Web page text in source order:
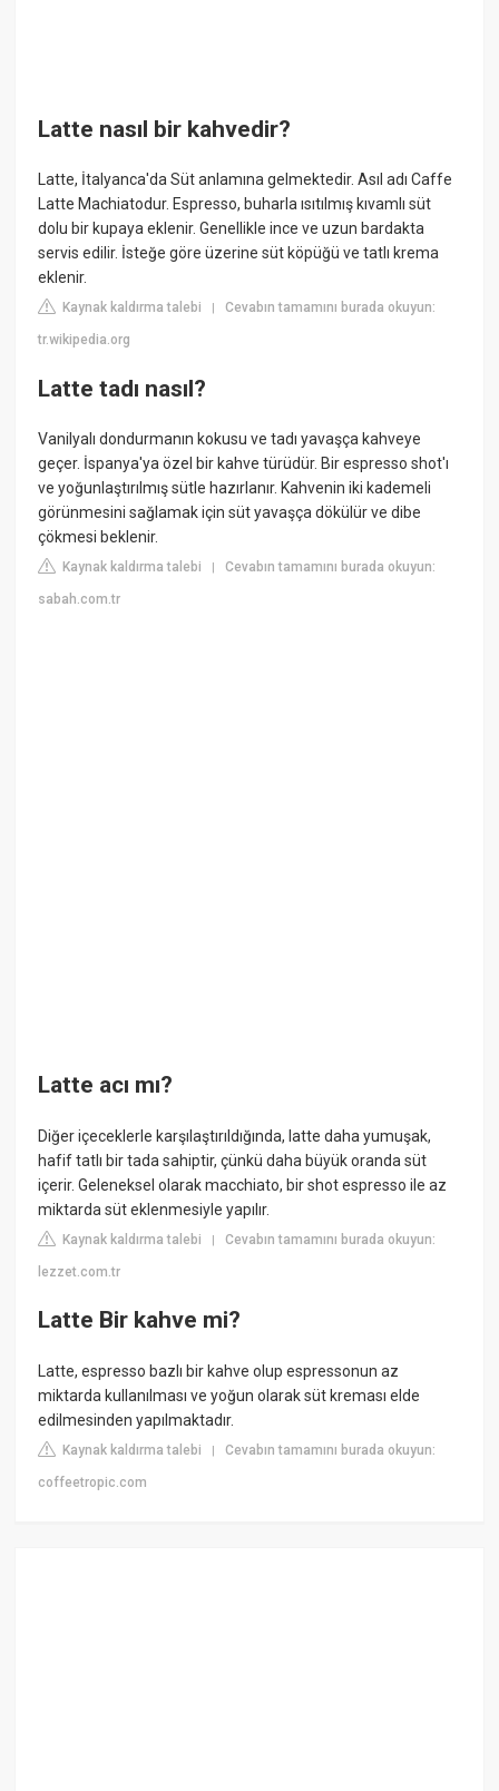
Latte nasıl bir kahvedir?
Latte, İtalyanca'da Süt anlamına gelmektedir. Asıl adı Caffe
Latte Machiatodur. Espresso, buharla ısıtılmış kıvamlı süt
dolu bir kupaya eklenir. Genellikle ince ve uzun bardakta
servis edilir. İsteğe göre üzerine süt köpüğü ve tatlı krema
eklenir.
Kaynak kaldırma talebi |Cevabın tamamını burada okuyun:
tr.wikipedia.org
Latte tadı nasıl?
Vanilyalı dondurmanın kokusu ve tadı yavaşça kahveye
geçer. İspanya'ya özel bir kahve türüdür. Bir espresso shot'ı
ve yoğunlaştırılmış sütle hazırlanır. Kahvenin iki kademeli
görünmesini sağlamak için süt yavaşça dökülür ve dibe
çökmesi beklenir.
Kaynak kaldırma talebi |Cevabın tamamını burada okuyun:
sabah.com.tr
Latte acı mı?
Diğer içeceklerle karşılaştırıldığında, latte daha yumuşak,
hafif tatlı bir tada sahiptir, çünkü daha büyük oranda süt
içerir. Geleneksel olarak macchiato, bir shot espresso ile az
miktarda süt eklenmesiyle yapılır.
Kaynak kaldırma talebi |Cevabın tamamını burada okuyun:
lezzet.com.tr
Latte Bir kahve mi?
Latte, espresso bazlı bir kahve olup espressonun az
miktarda kullanılması ve yoğun olarak süt kreması elde
edilmesinden yapılmaktadır.
Kaynak kaldırma talebi |Cevabın tamamını burada okuyun:
coffeetropic.com